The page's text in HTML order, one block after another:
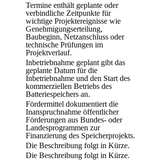
Termine enthält geplante oder
verbindliche Zeitpunkte für
wichtige Projektereignisse wie
Genehmigungserteilung,
Baubeginn, Netzanschluss oder
technische Prüfungen im
Projektverlauf.
Inbetriebnahme geplant gibt das
geplante Datum für die
Inbetriebnahme und den Start des
kommerziellen Betriebs des
Batteriespeichers an.
Fördermittel dokumentiert die
Inanspruchnahme öffentlicher
Förderungen aus Bundes- oder
Landesprogrammen zur
Finanzierung des Speicherprojekts.
Die Beschreibung folgt in Kürze.
Die Beschreibung folgt in Kürze.